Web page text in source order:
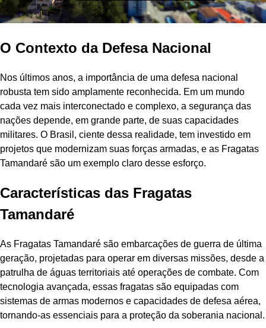
O Contexto da Defesa Nacional
Nos últimos anos, a importância de uma defesa nacional
robusta tem sido amplamente reconhecida. Em um mundo
cada vez mais interconectado e complexo, a segurança das
nações depende, em grande parte, de suas capacidades
militares. O Brasil, ciente dessa realidade, tem investido em
projetos que modernizam suas forças armadas, e as Fragatas
Tamandaré são um exemplo claro desse esforço.
Características das Fragatas
Tamandaré
As Fragatas Tamandaré são embarcações de guerra de última
geração, projetadas para operar em diversas missões, desde a
patrulha de águas territoriais até operações de combate. Com
tecnologia avançada, essas fragatas são equipadas com
sistemas de armas modernos e capacidades de defesa aérea,
tornando-as essenciais para a proteção da soberania nacional.